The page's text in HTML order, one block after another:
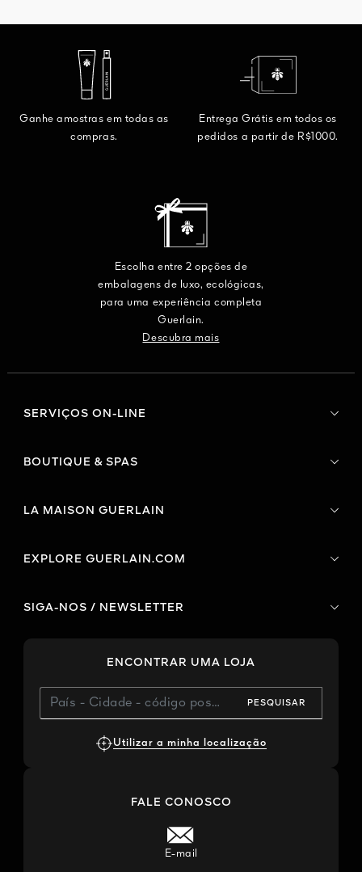
Ganhe amostras em todas as
compras.
Entrega Grátis em todos os
pedidos a partir de R$1000.
Escolha entre 2 opções de
embalagens de luxo, ecológicas,
para uma experiência completa
Guerlain.
Descubra mais
SERVIÇOS ON-LINE
BOUTIQUE & SPAS
LA MAISON GUERLAIN
EXPLORE GUERLAIN.COM
SIGA-NOS / NEWSLETTER
ENCONTRAR UMA LOJA
PESQUISAR
Utilizar a minha localização
FALE CONOSCO
E-mail